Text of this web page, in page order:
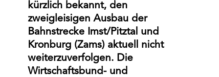
kürzlich bekannt, den
zweigleisigen Ausbau der
Bahnstrecke Imst/Pitztal und
Kronburg (Zams) aktuell nicht
weiterzuverfolgen. Die
Wirtschaftsbund- und